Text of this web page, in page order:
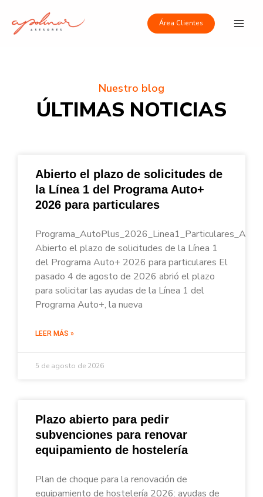
contenido
Área Clientes
Nuestro blog
ÚLTIMAS NOTICIAS
Abierto el plazo de solicitudes de
la Línea 1 del Programa Auto+
2026 para particulares
Abierto el plazo de solicitudes de la Línea 1
del Programa Auto+ 2026 para particulares El
pasado 4 de agosto de 2026 abrió el plazo
para solicitar las ayudas de la Línea 1 del
Programa Auto+, la nueva
LEER MÁS »
5 de agosto de 2026
Plazo abierto para pedir
subvenciones para renovar
equipamiento de hostelería
Plan de choque para la renovación de
equipamiento de hostelería 2026: ayudas de